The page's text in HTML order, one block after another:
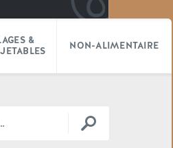
&
NON-ALIMENTAIRE